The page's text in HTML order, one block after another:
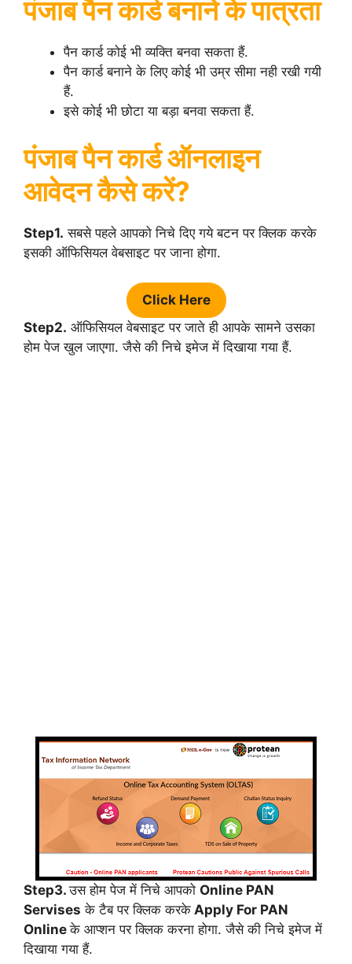
पंजाब पैन कार्ड बनाने के पात्रता
पैन कार्ड कोई भी व्यक्ति बनवा सकता हैं.
पैन कार्ड बनाने के लिए कोई भी उम्र सीमा नही रखी गयी
हैं.
इसे कोई भी छोटा या बड़ा बनवा सकता हैं.
पंजाब पैन कार्ड ऑनलाइन
आवेदन कैसे करें?
Step1. सबसे पहले आपको निचे दिए गये बटन पर क्लिक करके
इसकी ऑफिसियल वेबसाइट पर जाना होगा.
Click Here
Step2. ऑफिसियल वेबसाइट पर जाते ही आपके सामने उसका
होम पेज खुल जाएगा. जैसे की निचे इमेज में दिखाया गया हैं.
Step3.उस होम पेज में निचे आपको Online PAN
Servises के टैब पर क्लिक करके Apply For PAN
Onlineके आप्शन पर क्लिक करना होगा. जैसे की निचे इमेज में
दिखाया गया हैं.